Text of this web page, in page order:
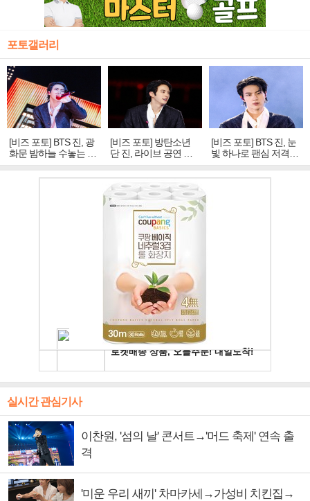
포토갤러리
[비즈 포토] BTS 진, 광
화문 밤하늘 수놓는 '비
주얼 킹'의 열창
[비즈 포토] 방탄소년
단 진, 라이브 공연 중
빛나는 독보적 아우라
[비즈 포토] BTS 진, 눈
빛 하나로 팬심 저격…
독보적 카리스마
실시간 관심기사
이찬원, '섬의 날' 콘서트→'머드 축제' 연속 출
격
'미운 우리 새끼' 차마카세→가성비 치킨집→